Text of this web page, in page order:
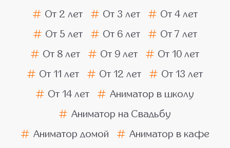
От 2 лет
От 3 лет
От 4 лет
От 5 лет
От 6 лет
От 7 лет
От 8 лет
От 9 лет
От 10 лет
От 11 лет
От 12 лет
От 13 лет
От 14 лет
Аниматор в школу
Аниматор на Свадьбу
Аниматор домой
Аниматор в кафе